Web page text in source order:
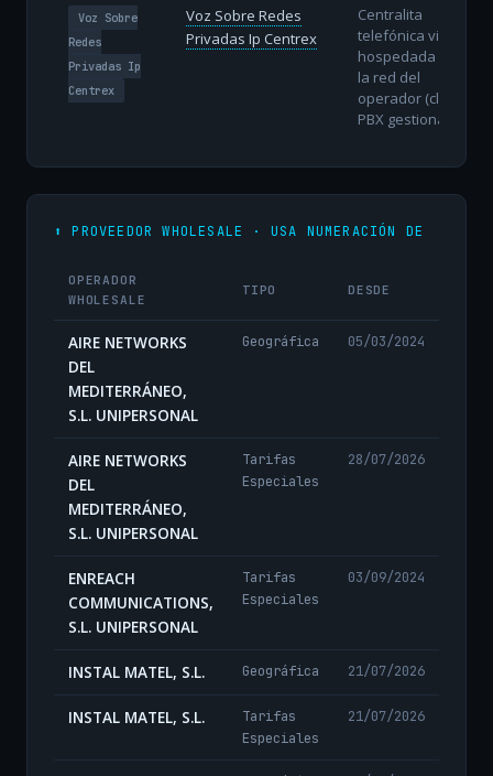
Voz Sobre
Redes
Privadas Ip
Centrex
Voz Sobre Redes
Privadas Ip Centrex
Centralita
telefónica virtual
hospedada en
la red del
operador (cloud
PBX gestionada).
⬆️ PROVEEDOR WHOLESALE · USA NUMERACIÓN DE
OPERADOR
WHOLESALE
TIPO DESDE
AIRE NETWORKS
DEL
MEDITERRÁNEO,
S.L. UNIPERSONAL
Geográfica 05/03/2024
AIRE NETWORKS
DEL
MEDITERRÁNEO,
S.L. UNIPERSONAL
Tarifas
Especiales
28/07/2026
ENREACH
COMMUNICATIONS,
S.L. UNIPERSONAL
Tarifas
Especiales
03/09/2024
INSTAL MATEL, S.L. Geográfica 21/07/2026
INSTAL MATEL, S.L.
Tarifas
Especiales
21/07/2026